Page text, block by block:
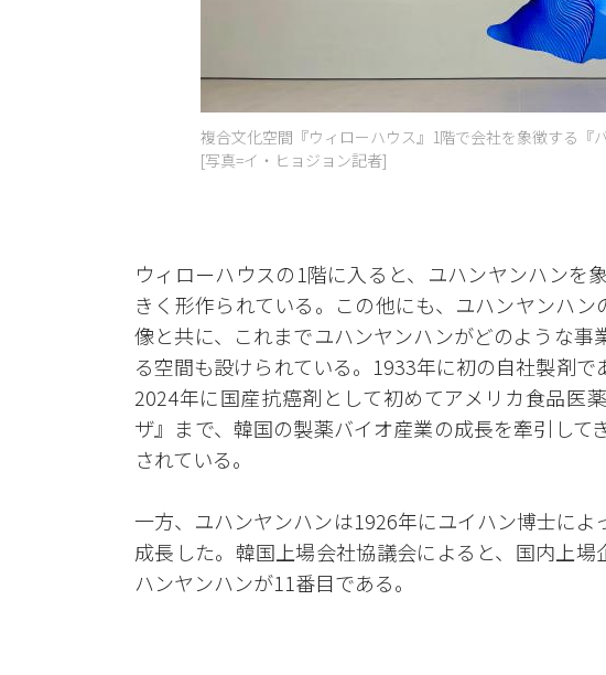
複合文化空間『ウィローハウス』1階で会社を象徴する『
[写真=イ・ヒョジョン記者]
ウィローハウスの1階に入ると、ユハンヤンハンを
きく形作られている。この他にも、ユハンヤンハ
像と共に、これまでユハンヤンハンがどのような事
る空間も設けられている。1933年に初の自社製剤
2024年に国産抗癌剤として初めてアメリカ食品医
ザ』まで、韓国の製薬バイオ産業の成長を牽引し
されている。
一方、ユハンヤンハンは1926年にユイハン博士に
成長した。韓国上場会社協議会によると、国内上
ハンヤンハンが11番目である。